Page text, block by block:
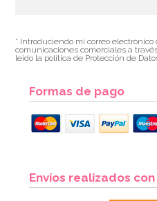
* Introduciendo mi correo
comunicaciones comerciales a
leído la política de Protección de
Formas de pago
Envíos realizados con